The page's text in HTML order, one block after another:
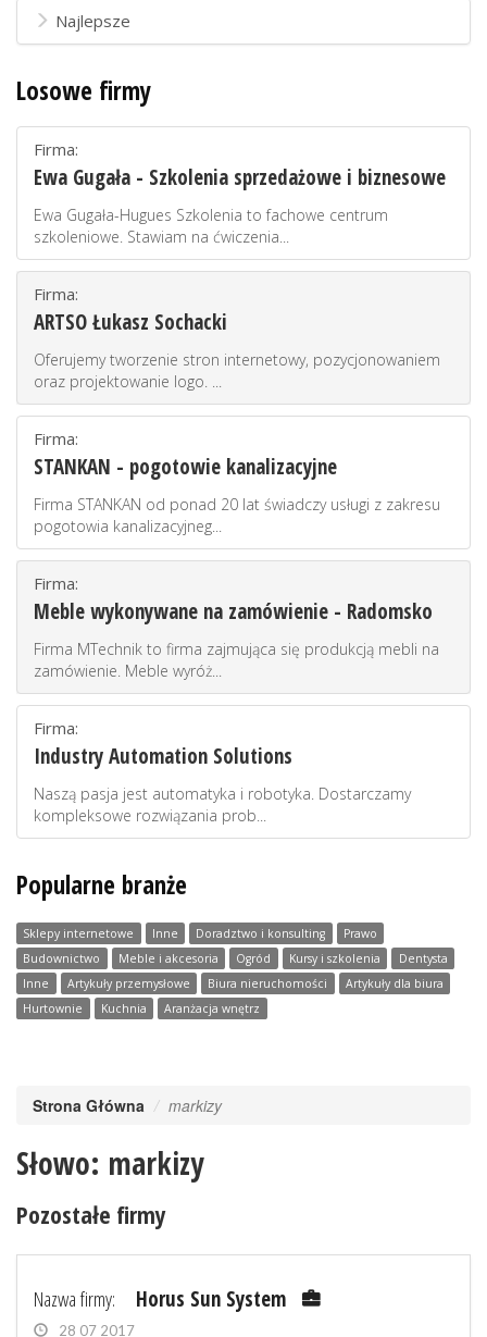
Najlepsze
Losowe firmy
Firma:
Ewa Gugała - Szkolenia sprzedażowe i biznesowe
Ewa Gugała-Hugues Szkolenia to fachowe centrum
szkoleniowe. Stawiam na ćwiczenia...
Firma:
ARTSO Łukasz Sochacki
Oferujemy tworzenie stron internetowy, pozycjonowaniem
oraz projektowanie logo. ...
Firma:
STANKAN - pogotowie kanalizacyjne
Firma STANKAN od ponad 20 lat świadczy usługi z zakresu
pogotowia kanalizacyjneg...
Firma:
Meble wykonywane na zamówienie - Radomsko
Firma MTechnik to firma zajmująca się produkcją mebli na
zamówienie. Meble wyróż...
Firma:
Industry Automation Solutions
Naszą pasja jest automatyka i robotyka. Dostarczamy
kompleksowe rozwiązania prob...
Popularne branże
Sklepy internetowe Inne Doradztwo i konsulting
Prawo
Budownictwo
Meble i akcesoria Ogród Kursy i szkolenia
Dentysta
Inne
Artykuły przemysłowe Biura nieruchomości
Artykuły dla biura
Hurtownie
Kuchnia Aranżacja wnętrz
Strona Główna markizy
Słowo: markizy
Pozostałe firmy
Nazwa firmy: Horus Sun System
28 07 2017